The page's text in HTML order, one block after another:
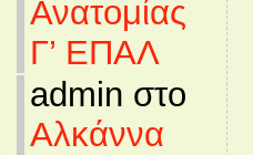
Ανατομίας
Γ’ ΕΠΑΛ
admin στο
Αλκάννα